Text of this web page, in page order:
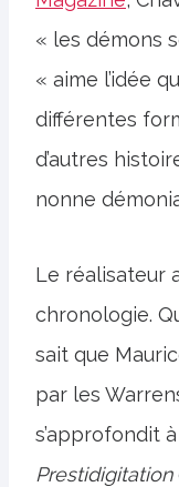
« les démons
« aime l’idée
différentes
d’autres
nonne
Le réalisateur
chronologie.
sait que
par les
s’approfondit
Prestidigitation